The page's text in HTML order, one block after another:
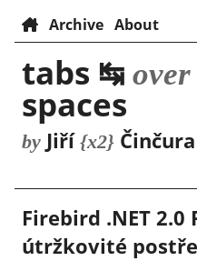
Archive About
tabs ↹ over
spaces
by Jiří {x2} Činčura
Firebird .NET
útržkovité